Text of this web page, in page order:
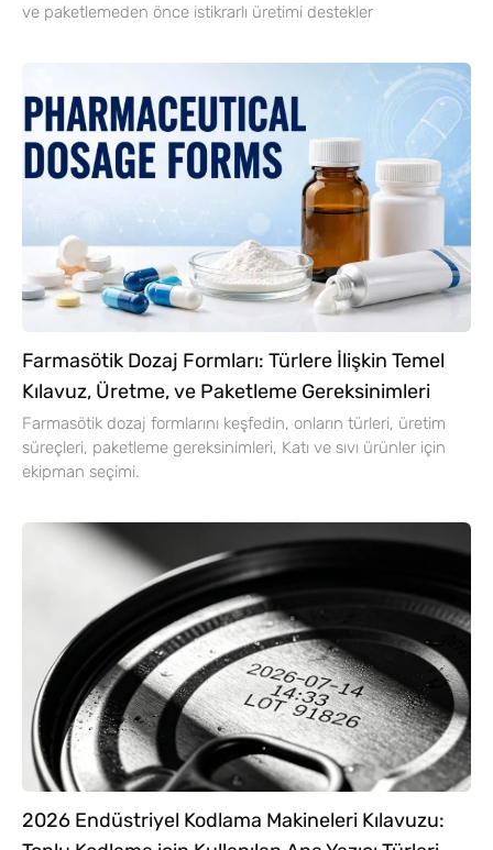
ve paketlemeden önce istikrarlı üretimi destekler
Farmasötik Dozaj Formları: Türlere İlişkin Temel
Kılavuz, Üretme, ve Paketleme Gereksinimleri
Farmasötik dozaj formlarını keşfedin, onların türleri, üretim
süreçleri, paketleme gereksinimleri, Katı ve sıvı ürünler için
ekipman seçimi.
2026 Endüstriyel Kodlama Makineleri Kılavuzu: